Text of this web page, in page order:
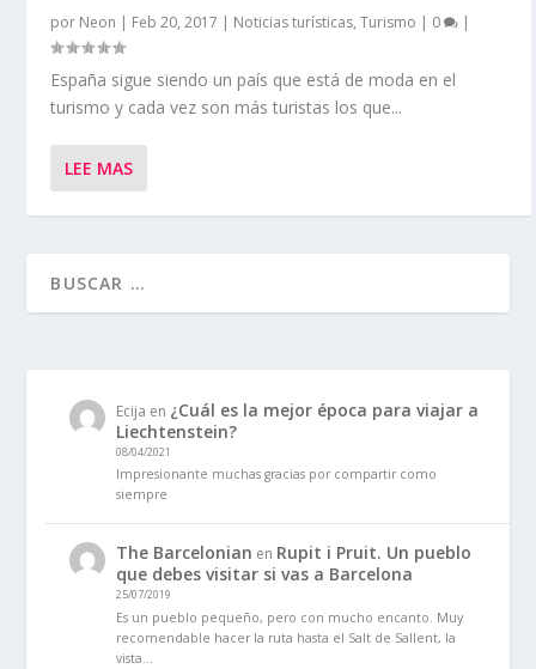
por Neon | Feb 20, 2017 | Noticias turísticas,Turismo | 0 |
España sigue siendo un país que está de moda en el
turismo y cada vez son más turistas los que...
LEE MAS
Ecija en ¿Cuál es la mejor época para viajar a
Liechtenstein?
08/04/2021
Impresionante muchas gracias por compartir como
siempre
The Barcelonian en Rupit i Pruit. Un pueblo
que debes visitar si vas a Barcelona
25/07/2019
Es un pueblo pequeño, pero con mucho encanto. Muy
recomendable hacer la ruta hasta el Salt de Sallent, la
vista…